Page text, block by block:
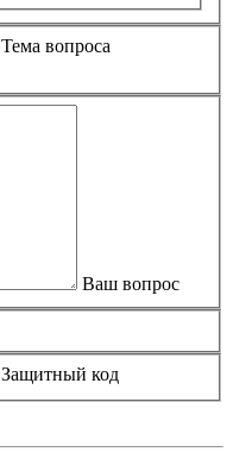
Тема вопроса
Ваш вопрос
Защитный код